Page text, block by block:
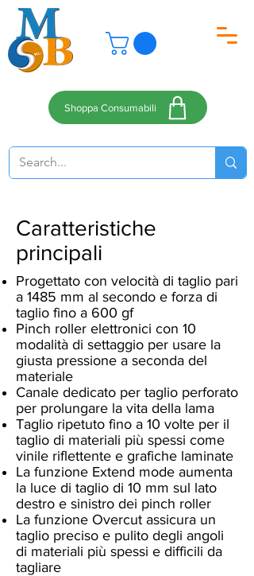
Shoppa Consumabili
Caratteristiche
principali
Progettato con velocità di taglio pari
a 1485 mm al secondo e forza di
taglio fino a 600 gf
Pinch roller elettronici con 10
modalità di settaggio per usare la
giusta pressione a seconda del
materiale
Canale dedicato per taglio perforato
per prolungare la vita della lama
Taglio ripetuto fino a 10 volte per il
taglio di materiali più spessi come
vinile riflettente e grafiche laminate
La funzione Extend mode aumenta
la luce di taglio di 10 mm sul lato
destro e sinistro dei pinch roller
La funzione Overcut assicura un
taglio preciso e pulito degli angoli
di materiali più spessi e difficili da
tagliare